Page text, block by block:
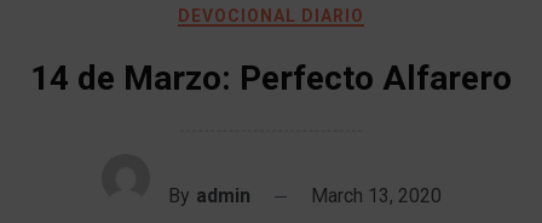
DEVOCIONAL DIARIO
14 de Marzo: Perfecto Alfarero
By admin March 13, 2020